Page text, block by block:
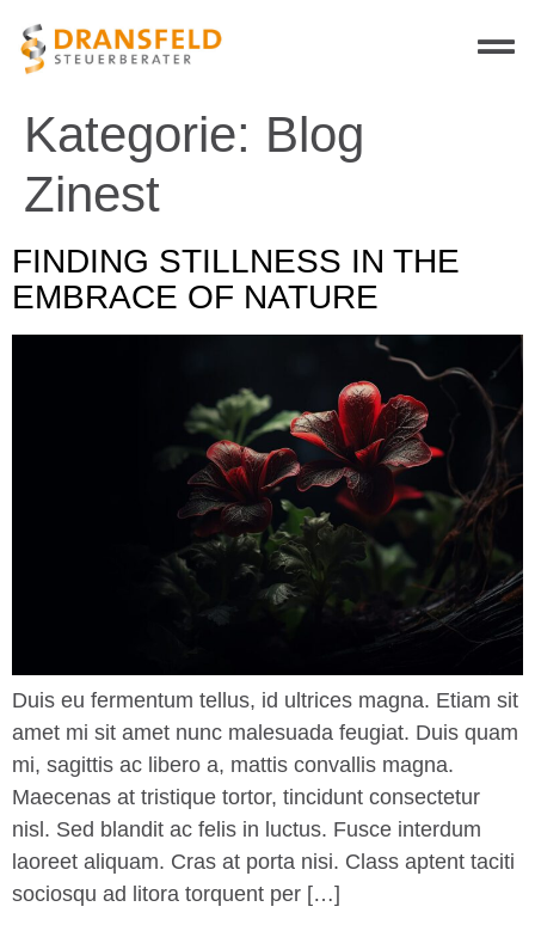
Kategorie: Blog
Zinest
FINDING STILLNESS IN THE
EMBRACE OF NATURE
Duis eu fermentum tellus, id ultrices magna. Etiam sit
amet mi sit amet nunc malesuada feugiat. Duis quam
mi, sagittis ac libero a, mattis convallis magna.
Maecenas at tristique tortor, tincidunt consectetur
nisl. Sed blandit ac felis in luctus. Fusce interdum
laoreet aliquam. Cras at porta nisi. Class aptent taciti
sociosqu ad litora torquent per […]